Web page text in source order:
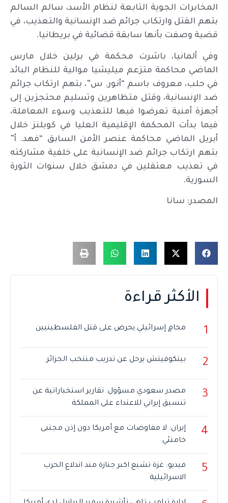
المخابرات الجوية التابعة لنظام الأسد، سالم السالم
بتهم القتل وارتكاب جرائم ضد الإنسانية والتعذيب، في
قضية وصفت بأنها سابقة قضائية في بريطانيا.
وفي ألمانيا، باشرت محكمة في برلين خلال مارس
الماضي محاكمة متزعم ميليشيا موالية للنظام البائد
في حلب، معروف باسم “أنور. س”، بتهم ارتكاب جرائم
ضد الإنسانية، وقتل متظاهرين وتسليم محتجزين إلى
أجهزة أمنية تعرضوا فيها للتعذيب وسوء المعاملة،
فيما بدأت المحكمة الإقليمية العليا في كوبلنز خلال
أبريل الماضي محاكمة عنصر الأمن السابق “فهد. أ”
بتهم ارتكاب جرائم ضد الإنسانية على خلفية مشاركته
في تعذيب معتقلين في دمشق خلال سنوات الثورة
السورية.
المصدر: سانا
الأكثر قراءة
1 محامٍ إسرائيلي يحرض على قتل الفلسطينيين
2 بيتكوفيتش يرحل عن تدريب منتخب الجزائر
3
مصدر سعودي مسؤول: تقارير استخباراتية عن
تنسيق إيراني للاعتداء على المملكة
4
إيران: لا مفاوضات مع أمريكا دون إذن مجتبى
خامنئي
5
فيديو: غزة تشيع اكبر جنازة منذ اندلاع الحرب
الاسرائيلية